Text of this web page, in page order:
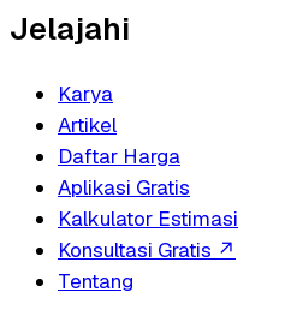
Jelajahi
Karya
Artikel
Daftar Harga
Aplikasi Gratis
Kalkulator Estimasi
Konsultasi Gratis ↗
Tentang